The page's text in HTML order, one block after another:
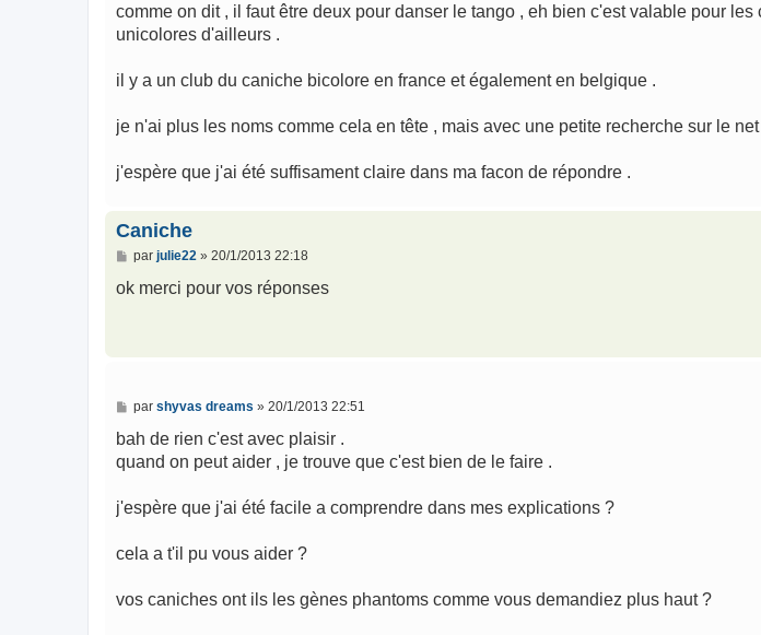
comme on dit , il faut être deux pour danser le tango , eh bien c'est valable pour
unicolores d'ailleurs .
il y a un club du caniche bicolore en france et également en belgique .
je n'ai plus les noms comme cela en tête , mais avec une petite recherche sur le
j'espère que j'ai été suffisament claire dans ma facon de répondre .
Caniche
M
s
par julie22» 20/1/2013 22:18
ok merci pour vos réponses
M
s
a
par shyvas dreams » 20/1/2013 22:51
bah de rien c'est avec plaisir .
quand on peut aider , je trouve que c'est bien de le faire .
j'espère que j'ai été facile a comprendre dans mes explications ?
cela a t'il pu vous aider ?
vos caniches ont ils les gènes phantoms comme vous demandiez plus haut ?